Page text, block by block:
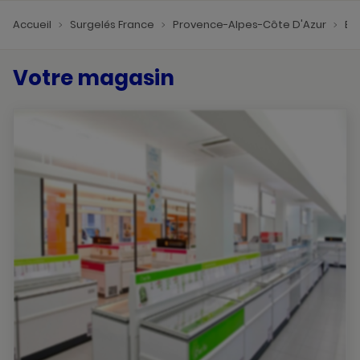
Accueil Surgelés France Provence-Alpes-Côte D'Azur
Votre magasin